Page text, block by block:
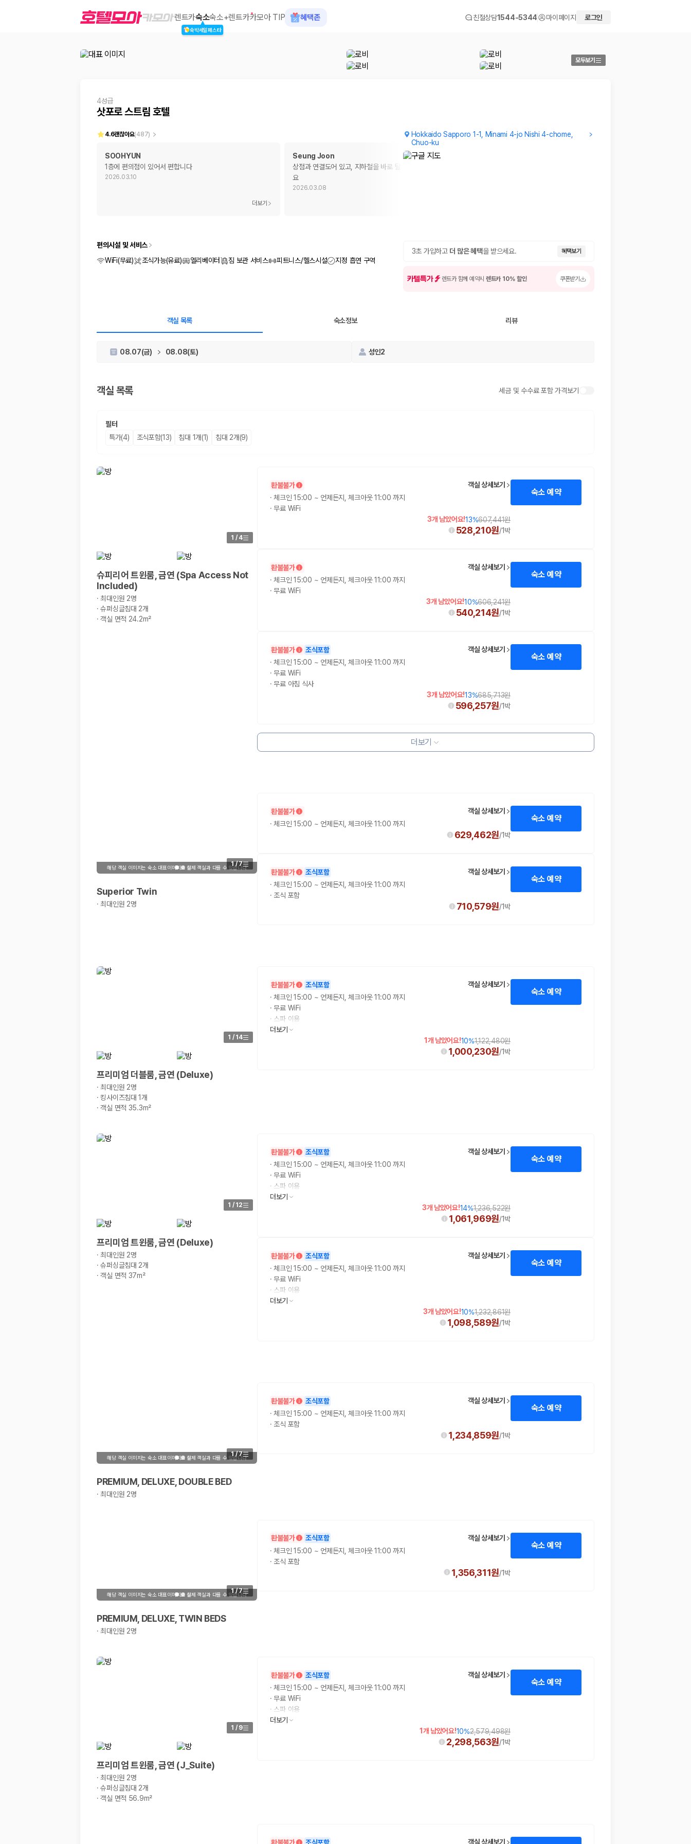
삿포로 스트림 호텔
제주렌트카 가격비교는 카모아에서 한 번에
일반자차, 완전자차, 슈퍼자차의 면책금과 보상 한도를 비교합니다.
제주공항 인수 조건 비교:셔틀 이동, 인수 위치, 반납 편의성을 함께 확인합니다.
비교 후 원하는 차량을 바로 예약할 수 있습니다.
1. 단순 최저가가 아니라 실제 결제 조건을 비교하세요
제주렌트카 최저가는 차량 기본요금만으로 판단하기 어렵습니다. 보험 포함 여부, 면책금, 보상 한도, 옵션 비용, 취소 수수료를 함께 확인해야 실제로 저렴한 차량을 고를 수 있습니다.
완전자차와 슈퍼자차는 업체별 보장 범위가 다를 수 있습니다. 카모아에서는 제주 렌트카 가격과 함께 보험 조건을 비교해 여행 스타일에 맞는 보장 수준을 선택할 수 있습니다.
제주 렌트카는 차량 인수 위치와 셔틀 편의성에 따라 실제 이용 만족도가 달라집니다. 공항에서 렌트카 사무실까지의 이동 조건을 가격과 함께 비교하는 것이 좋습니다.
혼자 또는 2인 여행에 적합하며 제주 렌트카 최저가를 찾는 사용자가 가장 먼저 비교하는 차종입니다.
단체 여행이나 4인 이상 가족 여행에 적합하며 인원수, 짐 공간, 보험 조건을 함께 확인해야 합니다.
제주렌트카 보험까지 비교해야 진짜 가격비교입니다
동일한 차량이라도 보험 조건에 따라 실제 부담 금액이 달라질 수 있습니다. 카모아는 제주 렌트카 가격뿐 아니라 일반자차, 완전자차, 슈퍼자차 조건을 함께 확인할 수 있도록 돕습니다.
사고 발생 시 일정 금액의 면책금이 발생할 수 있습니다.
보상 한도 내에서 면책금 부담이 줄어드는 보험 조건입니다.
더 높은 보장 조건을 원하는 사용자에게 적합합니다.
카모아는 제주렌트카부터 국내·해외 렌트카까지 비교할 수 있는 렌트카 가격비교 플랫폼입니다.
A. 대여일, 반납일, 인수 지역을 선택하면 제주도 렌트카 업체별 가격, 차종, 보험 조건, 예약 가능 차량을 한 번에 비교할 수 있습니다.
제주렌트카 가격비교 주요 링크
제주도 렌트카 실시간 최저가 가격비교
렌트카숙소
숙박세일페스타
숙소+렌트카카모아 TIP 혜택존 친절상담1544-5344 마이페이지 로그인
모두보기
4성급
삿포로 스트림 호텔
Hokkaido Sapporo 1-1, Minami 4-jo Nishi 4-chome,
Chuo-ku
4.6괜찮아요(487)
SOOHYUN
1층에 편의점이 있어서 편합니다
2026.03.10
더보기
Seung Joon
상점과 연결도어 있고, 지하철을 바로 탈 수 있어서 최고였어
요
2026.03.08
3초 가입하고 더 많은 혜택을 받으세요. 혜택보기
카텔특가 렌트카 함께 예약시 렌트카 10% 할인 쿠폰받기
편의시설 및 서비스
WiFi(무료)
조식가능(유료) 엘리베이터 짐 보관 서비스 피트니스/헬스시설 지정 흡연 구역
객실 목록 숙소정보 리뷰
08.07(금) 08.08(토) 성인2
객실 목록 세금 및 수수료 포함 가격보기
필터
특가(4)
조식포함(13) 침대 1개(1) 침대 2개(9)
1 / 4
슈피리어 트윈룸, 금연 (Spa Access Not
Included)
·최대인원 2명
·슈퍼싱글침대 2개
·객실 면적 24.2m²
환불불가
객실 상세보기
·체크인 15:00 ~ 언제든지, 체크아웃 11:00 까지
· 무료 WiFi
3개 남았어요!13%607,441원
528,210원/1박
숙소 예약
환불불가
객실 상세보기
·체크인 15:00 ~ 언제든지, 체크아웃 11:00 까지
· 무료 WiFi
3개 남았어요!10%606,241원
540,214원/1박
숙소 예약
환불불가 조식포함
객실 상세보기
·체크인 15:00 ~ 언제든지, 체크아웃 11:00 까지
· 무료 WiFi
· 무료 아침 식사
3개 남았어요!13%685,713원
596,257원/1박
숙소 예약
더보기
해당 객실 이미지는 숙소 대표이미지로 실제 객실과 다를 수 있습니다
1/7
Superior Twin
·최대인원 2명
환불불가
객실 상세보기
·체크인 15:00 ~ 언제든지, 체크아웃 11:00 까지
629,462원/1박
숙소 예약
환불불가 조식포함
객실 상세보기
·체크인 15:00 ~ 언제든지, 체크아웃 11:00 까지
· 조식 포함
710,579원/1박
숙소 예약
1 / 14
프리미엄 더블룸, 금연 (Deluxe)
·최대인원 2명
·킹사이즈침대 1개
·객실 면적 35.3m²
환불불가 조식포함
객실 상세보기
·체크인 15:00 ~ 언제든지, 체크아웃 11:00 까지
· 무료 WiFi
· 스파 이용
·무료 아침 식사
더보기
1개 남았어요!10%1,122,480원
1,000,230원/1박
숙소 예약
1 /12
프리미엄 트윈룸, 금연 (Deluxe)
·최대인원 2명
·슈퍼싱글침대 2개
·객실 면적 37m²
환불불가 조식포함
객실 상세보기
·체크인 15:00 ~ 언제든지, 체크아웃 11:00 까지
· 무료 WiFi
· 스파 이용
·무료 아침 식사
더보기
3개 남았어요!14%1,236,522원
1,061,969원/1박
숙소 예약
환불불가 조식포함
객실 상세보기
·체크인 15:00 ~ 언제든지, 체크아웃 11:00 까지
· 무료 WiFi
· 스파 이용
·무료 아침 식사
더보기
3개 남았어요!10%1,232,861원
1,098,589원/1박
숙소 예약
해당 객실 이미지는 숙소 대표이미지로 실제 객실과 다를 수 있습니다
1/7
PREMIUM, DELUXE, DOUBLE BED
·최대인원 2명
환불불가 조식포함
객실 상세보기
·체크인 15:00 ~ 언제든지, 체크아웃 11:00 까지
· 조식 포함
1,234,859원/1박
숙소 예약
해당 객실 이미지는 숙소 대표이미지로 실제 객실과 다를 수 있습니다
1/7
PREMIUM, DELUXE, TWIN BEDS
·최대인원 2명
환불불가 조식포함
객실 상세보기
·체크인 15:00 ~ 언제든지, 체크아웃 11:00 까지
· 조식 포함
1,356,311원/1박
숙소 예약
1 / 9
프리미엄 트윈룸, 금연 (J_Suite)
·최대인원 2명
·슈퍼싱글침대 2개
·객실 면적 56.9m²
환불불가 조식포함
객실 상세보기
·체크인 15:00 ~ 언제든지, 체크아웃 11:00 까지
· 무료 WiFi
· 스파 이용
·무료 아침 식사
더보기
1개 남았어요!10%2,579,498원
2,298,563원/1박
숙소 예약
객실 상세보기